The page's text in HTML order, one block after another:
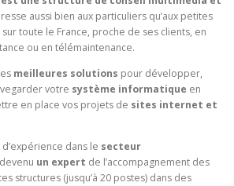
aussi bien aux particuliers qu’aux petites
toute le France, proche de ses clients, en
ou en télémaintenance.
meilleures solutions pour développer,
votre système informatique en
en place vos projets de sites internet et
dans le secteur
un expert de l’accompagnement des
structures (jusqu’à 20 postes) dans des